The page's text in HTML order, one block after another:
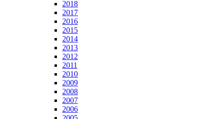
2018
2017
2016
2015
2014
2013
2012
2011
2010
2009
2008
2007
2006